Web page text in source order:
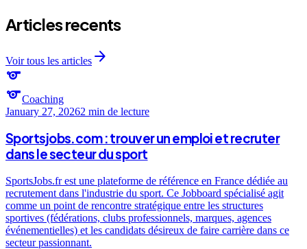
Articles recents
Voir tous les articles arrow_forward
sports
sportsCoaching
January 27, 20262 min de lecture
Sportsjobs.com : trouver un emploi et recruter
dans le secteur du sport
SportsJobs.fr est une plateforme de référence en France dédiée au
recrutement dans l'industrie du sport. Ce Jobboard spécialisé agit
comme un point de rencontre stratégique entre les structures
sportives (fédérations, clubs professionnels, marques, agences
événementielles) et les candidats désireux de faire carrière dans ce
secteur passionnant.